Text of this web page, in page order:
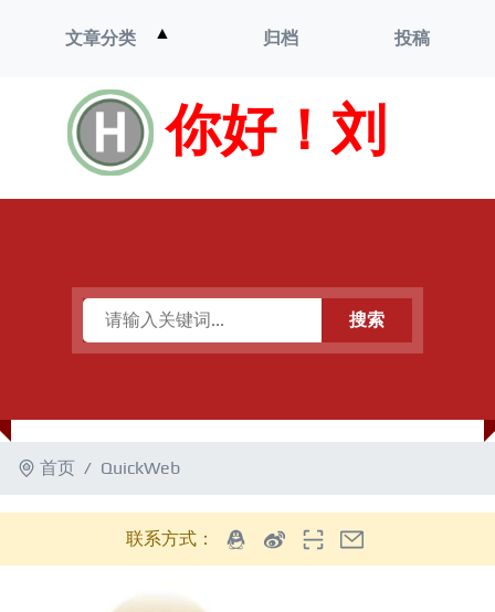
你好！刘
文章分类 ▲
单
归档 投稿
搜索
首页 QuickWeb
联系方式：